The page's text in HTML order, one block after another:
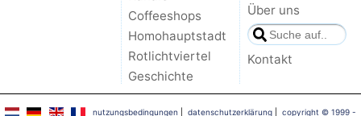
Coffeeshops
Homohauptstadt
Rotlichtviertel
Geschichte
Über uns
Kontakt
nutzungsbedingungen datenschutzerklärung| copyright © 1999 -